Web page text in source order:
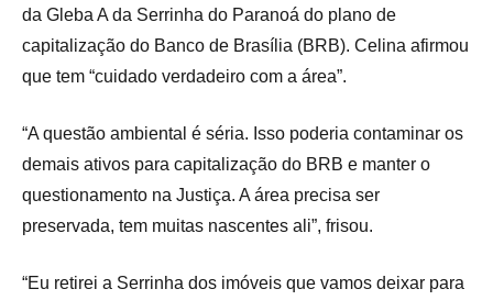
da Gleba A da Serrinha do Paranoá do plano de
capitalização do Banco de Brasília (BRB). Celina afirmou
que tem “cuidado verdadeiro com a área”.
“A questão ambiental é séria. Isso poderia contaminar os
demais ativos para capitalização do BRB e manter o
questionamento na Justiça. A área precisa ser
preservada, tem muitas nascentes ali”, frisou.
“Eu retirei a Serrinha dos imóveis que vamos deixar para